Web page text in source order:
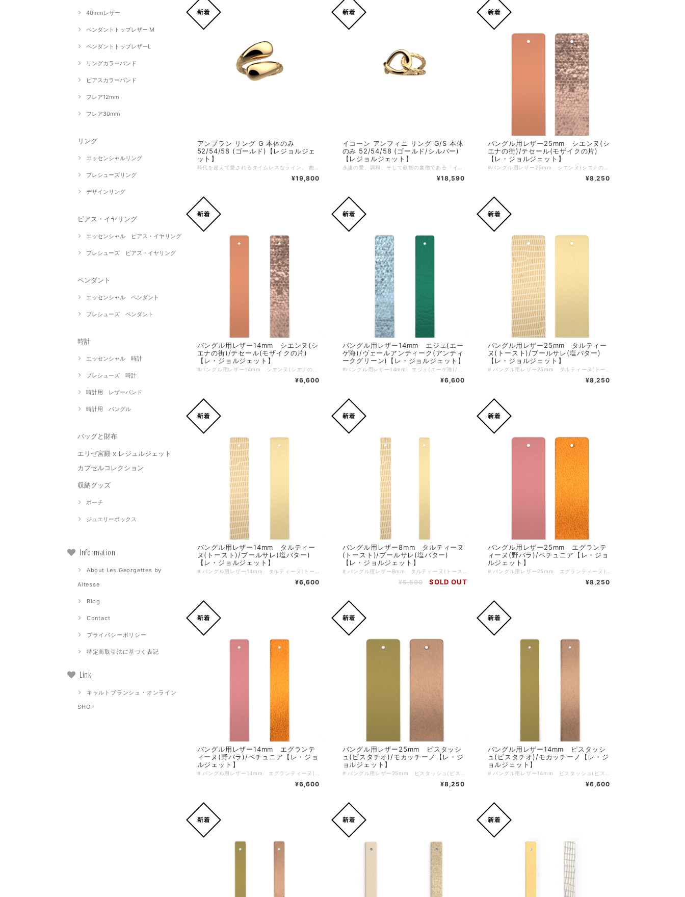
40mmレザー
ペンダントトップレザー M
ペンダントトップレザーL
リングカラーバンド
ピアスカラーバンド
フレア12mm
フレア30mm
リング
エッセンシャルリング
プレシューズリング
デザインリング
ピアス・イヤリング
エッセンシャル ピアス・イヤリング
プレシューズ ピアス・イヤリング
ペンダント
エッセンシャル ペンダント
プレシューズ ペンダント
時計
エッセンシャル 時計
プレシューズ 時計
時計用 レザーバンド
時計用 バングル
バッグと財布
エリゼ宮殿 x レジュルジェット
カプセルコレクション
収納グッズ
ポーチ
ジュエリーボックス
Information
About Les Georgettes by
Altesse
Blog
Contact
プライバシーポリシー
特定商取引法に基づく表記
Link
キャルトブランシュ・オンライン
SHOP
アンブラン リング G 本体のみ
52/54/58 (ゴールド)【レジョルジェ
ット】
¥19,800
イコーン アンフィニ リング G/S 本体
のみ 52/54/58 (ゴールド/シルバー)
【レジョルジェット】
¥18,590
バングル用レザー25mm シエンヌ(シ
エナの街)/テセール(モザイクの片)
【レ・ジョルジェット】
¥8,250
バングル用レザー14mm シエンヌ(シ
エナの街)/テセール(モザイクの片)
【レ・ジョルジェット】
¥6,600
バングル用レザー14mm エジェ(エー
ゲ海)/ヴェールアンティーク(アンティ
ークグリーン)【レ・ジョルジェット】
¥6,600
バングル用レザー25mm タルティー
ヌ(トースト)/ブールサレ(塩バター)
【レ・ジョルジェット】
¥8,250
バングル用レザー14mm タルティー
ヌ(トースト)/ブールサレ(塩バター)
【レ・ジョルジェット】
¥6,600
バングル用レザー8mm タルティーヌ
(トースト)/ブールサレ(塩バター)
【レ・ジョルジェット】
¥5,500 SOLD OUT
バングル用レザー25mm エグランテ
ィーヌ(野バラ)/ペチュニア【レ・ジョ
ルジェット】
¥8,250
バングル用レザー14mm エグランテ
ィーヌ(野バラ)/ペチュニア【レ・ジョ
ルジェット】
¥6,600
バングル用レザー25mm ピスタッシ
ュ(ピスタチオ)/モカッチーノ【レ・ジ
ョルジェット】
¥8,250
バングル用レザー14mm ピスタッシ
ュ(ピスタチオ)/モカッチーノ【レ・ジ
ョルジェット】
¥6,600